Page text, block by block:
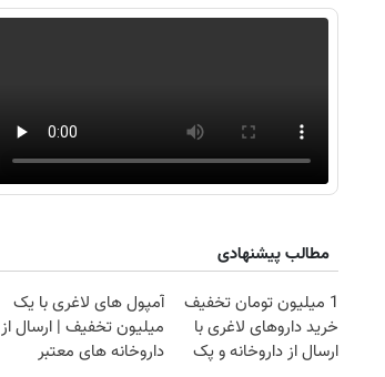
مطالب پیشنهادی
1 میلیون تومان تخفیف
خرید داروهای لاغری با
ارسال از داروخانه و پک
آمپول های لاغری با یک
میلیون تخفیف | ارسال از
داروخانه های معتبر